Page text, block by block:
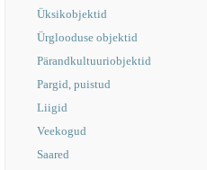
Üksikobjektid
Ürglooduse objektid
Pärandkultuuriobjektid
Pargid, puistud
Liigid
Veekogud
Saared